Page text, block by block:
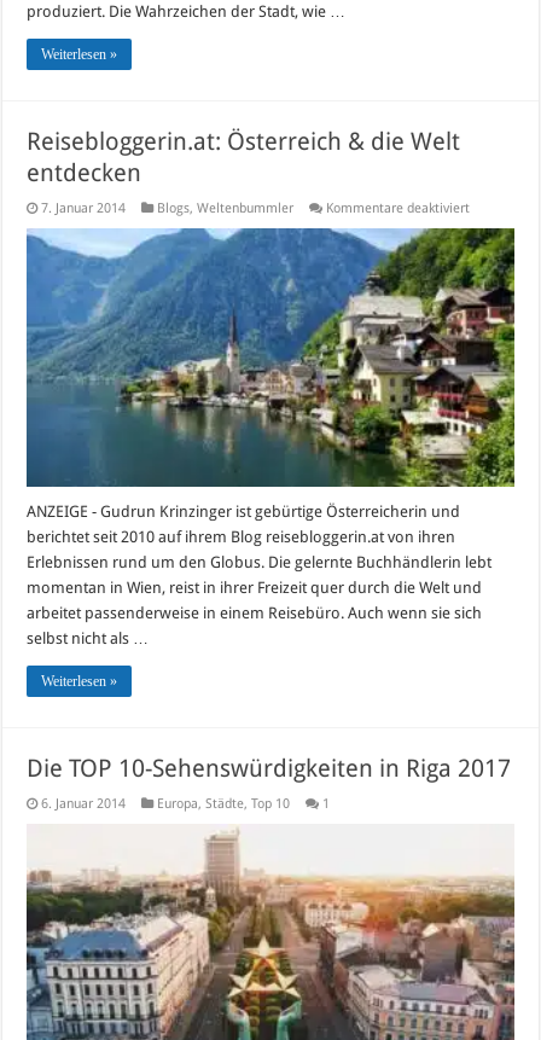
produziert. Die Wahrzeichen der Stadt, wie …
Weiterlesen »
Reisebloggerin.at: Österreich & die Welt
entdecken
7. Januar 2014 Blogs,Weltenbummler Kommentare deaktiviertfür
Österreich
&
die
Welt
entdecken
ANZEIGE - Gudrun Krinzinger ist gebürtige Österreicherin und
berichtet seit 2010 auf ihrem Blog reisebloggerin.at von ihren
Erlebnissen rund um den Globus. Die gelernte Buchhändlerin lebt
momentan in Wien, reist in ihrer Freizeit quer durch die Welt und
arbeitet passenderweise in einem Reisebüro. Auch wenn sie sich
selbst nicht als …
Weiterlesen »
Die TOP 10-Sehenswürdigkeiten in Riga 2017
6. Januar 2014 Europa,Städte,Top 10 1